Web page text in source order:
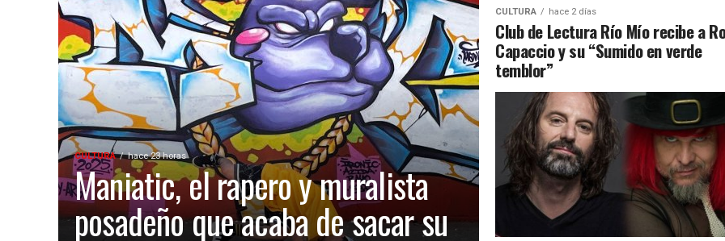
CULTURA hace 23 horas
Maniatic, el rapero y muralista
posadeño que acaba de sacar su
CULTURA hace 2 días
Club de Lectura Río Mío recibe a
Capaccio y su “Sumido en verde
temblor”